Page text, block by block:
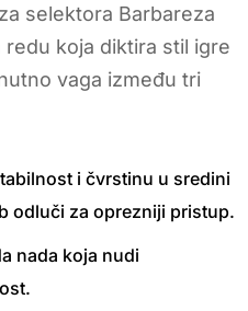
selektora Barbareza
koja diktira stil igre
vaga između tri
i čvrstinu u sredini
odluči za oprezniji pristup.
nada koja nudi